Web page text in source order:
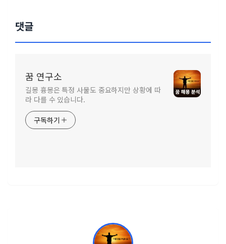
댓글
꿈 연구소
길몽 흉몽은 특정 사물도 중요하지만 상황에 따
라 다를 수 있습니다.
구독하기